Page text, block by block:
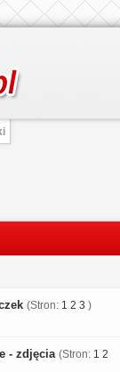
(Stron: 1 2 3 )
- zdjęcia (Stron: 1 2